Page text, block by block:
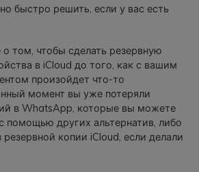
быстро решить, если у вас есть
том, чтобы сделать резервную
в iCloud до того, как с вашим
произойдет что-то
момент вы уже потеряли
в WhatsApp, которые вы можете
помощью других альтернатив, либо
резервной копии iCloud, если делали